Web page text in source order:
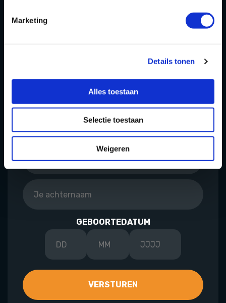
Marketing
Details tonen
Alles toestaan
Selectie toestaan
Weigeren
ALTIJD ALS EERSTE
SPEELT? 😉
GEBOORTEDATUM